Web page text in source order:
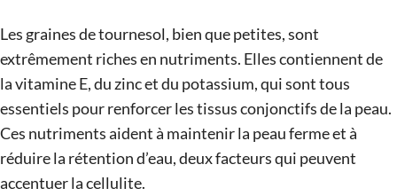
Les graines de tournesol, bien que petites, sont
extrêmement riches en nutriments. Elles contiennent de
la vitamine E, du zinc et du potassium, qui sont tous
essentiels pour renforcer les tissus conjonctifs de la peau.
Ces nutriments aident à maintenir la peau ferme et à
réduire la rétention d’eau, deux facteurs qui peuvent
accentuer la cellulite.